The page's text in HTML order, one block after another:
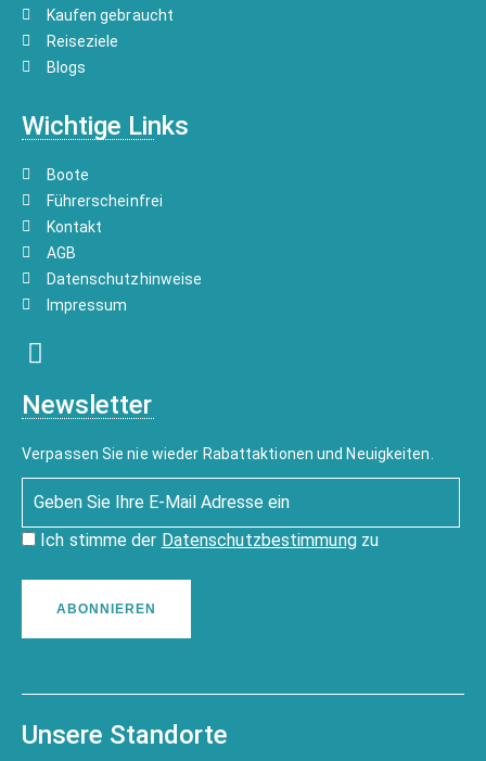
Kaufen gebraucht
Reiseziele
Blogs
Wichtige Links
Boote
Führerscheinfrei
Kontakt
AGB
Datenschutzhinweise
Impressum
Newsletter
Verpassen Sie nie wieder Rabattaktionen und Neuigkeiten.
Ich stimme der Datenschutzbestimmungzu
ABONNIEREN
Unsere Standorte